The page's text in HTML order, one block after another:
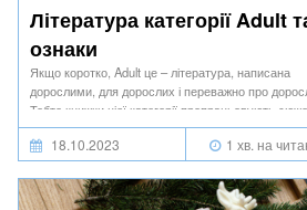
Література категорії Adult
ознаки
Якщо коротко, Adult це – література, написана
дорослими, для дорослих і переважно про
Тобто книжки цієї категорії пропрацьовують
через персонажів з багатим життєвим досвідом,
набутим упродовж життя.
18.10.2023 1 хв. на